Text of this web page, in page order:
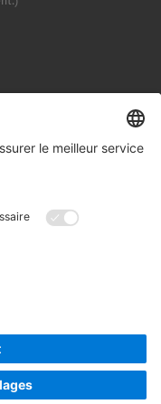
avec :
droits réservés.